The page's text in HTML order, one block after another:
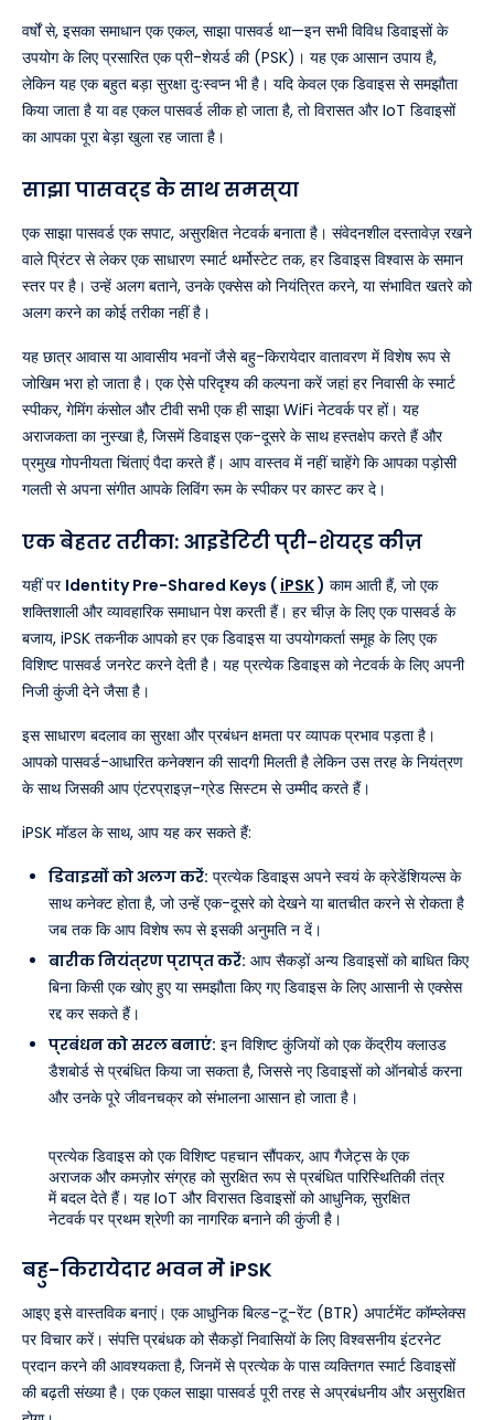
वर्षों से, इसका समाधान एक एकल, साझा पासवर्ड था—इन सभी विविध डिवाइसों के
उपयोग के लिए प्रसारित एक प्री-शेयर्ड की (PSK)। यह एक आसान उपाय है,
लेकिन यह एक बहुत बड़ा सुरक्षा दुःस्वप्न भी है। यदि केवल एक डिवाइस से समझौता
किया जाता है या वह एकल पासवर्ड लीक हो जाता है, तो विरासत और IoT डिवाइसों
का आपका पूरा बेड़ा खुला रह जाता है।
साझा पासवर्ड के साथ समस्या
एक साझा पासवर्ड एक सपाट, असुरक्षित नेटवर्क बनाता है। संवेदनशील दस्तावेज़ रखने
वाले प्रिंटर से लेकर एक साधारण स्मार्ट थर्मोस्टेट तक, हर डिवाइस विश्वास के समान
स्तर पर है। उन्हें अलग बताने, उनके एक्सेस को नियंत्रित करने, या संभावित खतरे को
अलग करने का कोई तरीका नहीं है।
यह छात्र आवास या आवासीय भवनों जैसे बहु-किरायेदार वातावरण में विशेष रूप से
जोखिम भरा हो जाता है। एक ऐसे परिदृश्य की कल्पना करें जहां हर निवासी के स्मार्ट
स्पीकर, गेमिंग कंसोल और टीवी सभी एक ही साझा WiFi नेटवर्क पर हों। यह
अराजकता का नुस्खा है, जिसमें डिवाइस एक-दूसरे के साथ हस्तक्षेप करते हैं और
प्रमुख गोपनीयता चिंताएं पैदा करते हैं। आप वास्तव में नहीं चाहेंगे कि आपका पड़ोसी
गलती से अपना संगीत आपके लिविंग रूम के स्पीकर पर कास्ट कर दे।
एक बेहतर तरीका: आइडेंटिटी प्री-शेयर्ड कीज़
यहीं पर Identity Pre-Shared Keys ( iPSK) काम आती हैं, जो एक
शक्तिशाली और व्यावहारिक समाधान पेश करती हैं। हर चीज़ के लिए एक पासवर्ड के
बजाय, iPSK तकनीक आपको हर एक डिवाइस या उपयोगकर्ता समूह के लिए एक
विशिष्ट पासवर्ड जनरेट करने देती है। यह प्रत्येक डिवाइस को नेटवर्क के लिए अपनी
निजी कुंजी देने जैसा है।
इस साधारण बदलाव का सुरक्षा और प्रबंधन क्षमता पर व्यापक प्रभाव पड़ता है।
आपको पासवर्ड-आधारित कनेक्शन की सादगी मिलती है लेकिन उस तरह के नियंत्रण
के साथ जिसकी आप एंटरप्राइज़-ग्रेड सिस्टम से उम्मीद करते हैं।
iPSK मॉडल के साथ, आप यह कर सकते हैं:
डिवाइसों को अलग करें: प्रत्येक डिवाइस अपने स्वयं के क्रेडेंशियल्स के
साथ कनेक्ट होता है, जो उन्हें एक-दूसरे को देखने या बातचीत करने से रोकता है
जब तक कि आप विशेष रूप से इसकी अनुमति न दें।
बारीक नियंत्रण प्राप्त करें: आप सैकड़ों अन्य डिवाइसों को बाधित किए
बिना किसी एक खोए हुए या समझौता किए गए डिवाइस के लिए आसानी से एक्सेस
रद्द कर सकते हैं।
प्रबंधन को सरल बनाएं: इन विशिष्ट कुंजियों को एक केंद्रीय क्लाउड
डैशबोर्ड से प्रबंधित किया जा सकता है, जिससे नए डिवाइसों को ऑनबोर्ड करना
और उनके पूरे जीवनचक्र को संभालना आसान हो जाता है।
प्रत्येक डिवाइस को एक विशिष्ट पहचान सौंपकर, आप गैजेट्स के एक
अराजक और कमज़ोर संग्रह को सुरक्षित रूप से प्रबंधित पारिस्थितिकी तंत्र
में बदल देते हैं। यह IoT और विरासत डिवाइसों को आधुनिक, सुरक्षित
नेटवर्क पर प्रथम श्रेणी का नागरिक बनाने की कुंजी है।
बहु-किरायेदार भवन में iPSK
आइए इसे वास्तविक बनाएं। एक आधुनिक बिल्ड-टू-रेंट (BTR) अपार्टमेंट कॉम्प्लेक्स
पर विचार करें। संपत्ति प्रबंधक को सैकड़ों निवासियों के लिए विश्वसनीय इंटरनेट
प्रदान करने की आवश्यकता है, जिनमें से प्रत्येक के पास व्यक्तिगत स्मार्ट डिवाइसों
की बढ़ती संख्या है। एक एकल साझा पासवर्ड पूरी तरह से अप्रबंधनीय और असुरक्षित